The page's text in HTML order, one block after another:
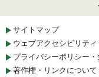
サイトマップ
ウェブアクセシビリティ
プライバシーポリシー
著作権・リンクについて